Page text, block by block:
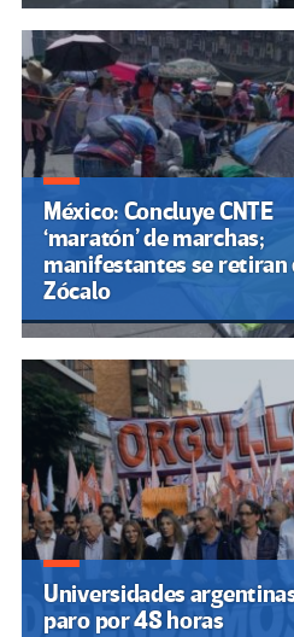
México: Concluye CNTE
‘maratón’ de marchas;
manifestantes se retiran
Zócalo
Universidades
paro por 48 horas